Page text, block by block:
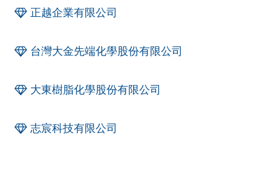
正越企業有限公司
台灣大金先端化學股份有限公司
大東樹脂化學股份有限公司
志宸科技有限公司